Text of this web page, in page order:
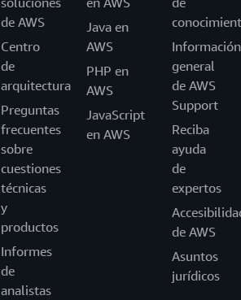
de AWS
Centro
de
arquitectura
Preguntas
frecuentes
sobre
cuestiones
técnicas
y
productos
Informes
de
analistas
Java en
AWS
PHP en
AWS
JavaScript
en AWS
Información
general
de AWS
Support
Reciba
ayuda
de
expertos
de AWS
Asuntos
jurídicos